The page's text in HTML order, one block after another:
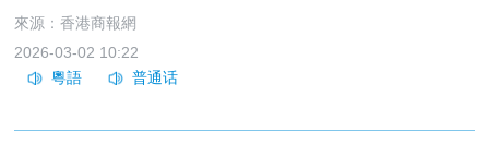
來源：香港商報網
2026-03-02 10:22